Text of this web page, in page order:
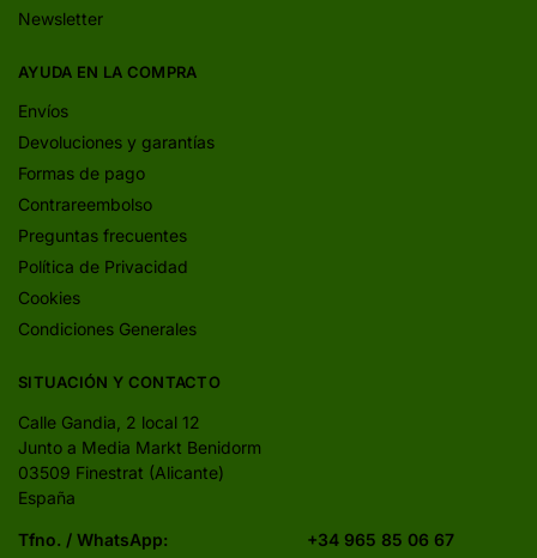
Newsletter
AYUDA EN LA COMPRA
Envíos
Devoluciones y garantías
Formas de pago
Contrareembolso
Preguntas frecuentes
Política de Privacidad
Cookies
Condiciones Generales
SITUACIÓN Y CONTACTO
Calle Gandia, 2 local 12
Junto a Media Markt Benidorm
03509 Finestrat (Alicante)
España
Tfno. / WhatsApp: +34 965 85 06 67